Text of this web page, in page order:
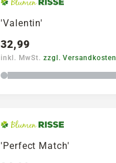
'Valentin'
32,99
inkl. MwSt. zzgl. Versandkosten
'Perfect Match'